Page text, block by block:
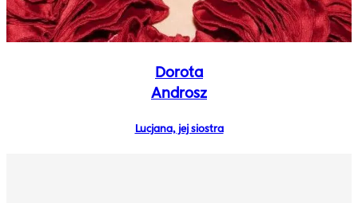
Dorota
Androsz
Lucjana, jej siostra